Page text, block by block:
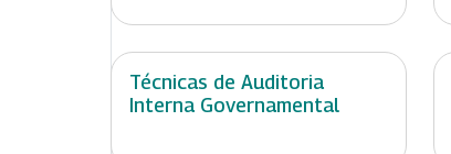
Técnicas de Auditoria
Interna Governamental